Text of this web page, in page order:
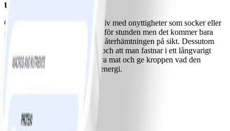
Undvik tröstätande
Gå inte i fällan att trösta dig själv med onyttigheter som socker eller
alkohol. Det kanske känns bra för stunden men det kommer bara
förvärra problemen och hindra återhämtningen på sikt. Dessutom
ökar det risken för depression och att man fastnar i ett långvarigt
beroende. Försök istället äta bra mat och ge kroppen vad den
behöver i form av näring och energi.